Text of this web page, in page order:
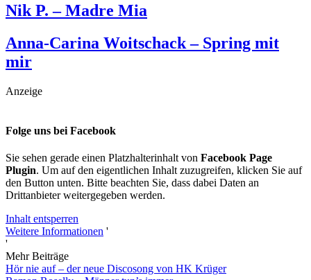
Nik P. – Madre Mia
Anna-Carina Woitschack – Spring mit
mir
Anzeige
Folge uns bei Facebook
Sie sehen gerade einen Platzhalterinhalt von Facebook Page
Plugin. Um auf den eigentlichen Inhalt zuzugreifen, klicken Sie auf
den Button unten. Bitte beachten Sie, dass dabei Daten an
Drittanbieter weitergegeben werden.
Inhalt entsperren
Weitere Informationen '
'
Mehr Beiträge
Hör nie auf – der neue Discosong von HK Krüger